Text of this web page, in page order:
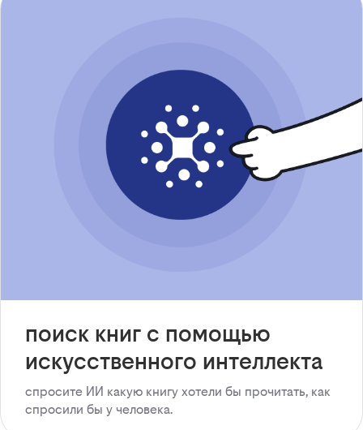
поиск книг с помощью
искусственного интеллекта
спросите ИИ какую книгу хотели бы прочитать, как
спросили бы у человека.